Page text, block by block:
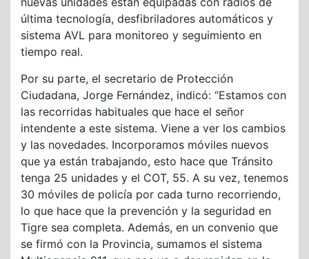
última tecnología, desfibriladores automáticos y
sistema AVL para monitoreo y seguimiento en
tiempo real.
Por su parte, el secretario de Protección
Ciudadana, Jorge Fernández, indicó: “Estamos con
las recorridas habituales que hace el señor
intendente a este sistema. Viene a ver los cambios
y las novedades. Incorporamos móviles nuevos
que ya están trabajando, esto hace que Tránsito
tenga 25 unidades y el COT, 55. A su vez, tenemos
30 móviles de policía por cada turno recorriendo,
lo que hace que la prevención y la seguridad en
Tigre sea completa. Además, en un convenio que
se firmó con la Provincia, sumamos el sistema